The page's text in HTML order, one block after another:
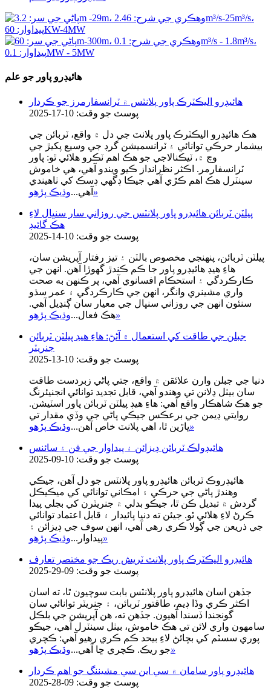
هائيڊرو پاور جو علم
هائيڊرو اليڪٽرڪ پاور پلانٽس ۾ ٽرانسفارمرز جو ڪردار
پوسٽ جو وقت: 10-17-2025
هڪ هائيڊرو اليڪٽرڪ پاور پلانٽ جي دل ۾ واقع، ٽربائن جي
بيشمار حرڪي توانائي ۽ ٽرانسميشن گرڊ جي وسيع پکيڙ جي
وچ ۾، ٽيڪنالاجي جو هڪ اهم ٽڪرو هلائي ٿو: پاور
ٽرانسفارمر. اڪثر نظرانداز ڪيو ويندو آهي، هي خاموش
سينٽرل هڪ اهم ڪڙي آهي جيڪا ڊگهي ڊسڪ کي ٺاهيندي
آهي...وڌيڪ پڙهو »
پيلٽن ٽربائن هائيڊرو پاور پلانٽس جي روزاني سار سنڀال لاءِ
هڪ گائيڊ
پوسٽ جو وقت: 10-14-2025
پيلٽن ٽربائن، پنهنجي مخصوص بالٽن ۽ تيز رفتار آپريشن سان،
هاءِ هيڊ هائيڊرو پاور جا ڪم ڪندڙ گھوڙا آهن. انهن جي
ڪارڪردگي ۽ استحڪام افسانوي آهي، پر ڪنهن به صحت
واري مشينري وانگر، انهن جي ڪارڪردگي ۽ عمر سڌو
سنئون انهن جي روزاني سنڀال جي معيار سان ڳنڍيل آهي.
هڪ فعال...وڌيڪ پڙهو »
جبلن جي طاقت کي استعمال ۾ آڻڻ: هاءِ هيڊ پيلٽن ٽربائن
جنريٽر
پوسٽ جو وقت: 10-13-2025
دنيا جي جبلن وارن علائقن ۾ واقع، جتي پاڻي زبردست طاقت
سان بيٺل ڍلانن تي وهندو آهي، قابل تجديد توانائي انجنيئرنگ
جو هڪ شاهڪار واقع آهي: هاءِ هيڊ پيلٽن ٽربائن پاور اسٽيشن.
روايتي ڊيمن جي برعڪس جيڪي پاڻي جي وڏي مقدار تي
ڀاڙين ٿا، اهي پلانٽ خاص آهن...وڌيڪ پڙهو »
هائيڊولڪ ٽربائن ڊيزائن ۽ پيداوار جي فن ۽ سائنس
پوسٽ جو وقت: 10-09-2025
هائيڊروڪ ٽربائن هائيڊرو پاور پلانٽس جو دل آهن، جيڪي
وهندڙ پاڻي جي حرڪي ۽ امڪاني توانائي کي ميڪيڪل
گردش ۾ تبديل ڪن ٿا، جيڪو بدلي ۾ جنريٽرن کي بجلي پيدا
ڪرڻ لاءِ هلائي ٿو. جيئن ته دنيا پائيدار ۽ قابل اعتماد توانائي
جي ذريعن جي ڳولا ڪري رهي آهي، انهن سوف جي ڊيزائن ۽
پيداوار...وڌيڪ پڙهو »
هائيڊرو اليڪٽرڪ پاور پلانٽ ٽريش ريڪ جو مختصر تعارف
پوسٽ جو وقت: 09-29-2025
جڏهن اسان هائيڊرو پاور پلانٽس بابت سوچيون ٿا، ته اسان
اڪثر ڪري وڏا ڊيم، طاقتور ٽربائن، ۽ جنريٽر توانائي سان
گونجندا ڏسندا آهيون. جڏهن ته، هن آپريشن جي بلڪل
سامهون واري لائن تي هڪ خاموش، بيٺل سينٽرل آهي، جيڪو
پوري سسٽم کي بچائڻ لاءِ بيحد ڪم ڪري رهيو آهي: ڪچري
جو ريڪ. ڪچري ڇا آهي...وڌيڪ پڙهو »
هائيڊرو پاور سامان ۾ سي اين سي مشيننگ جو اهم ڪردار
پوسٽ جو وقت: 09-28-2025